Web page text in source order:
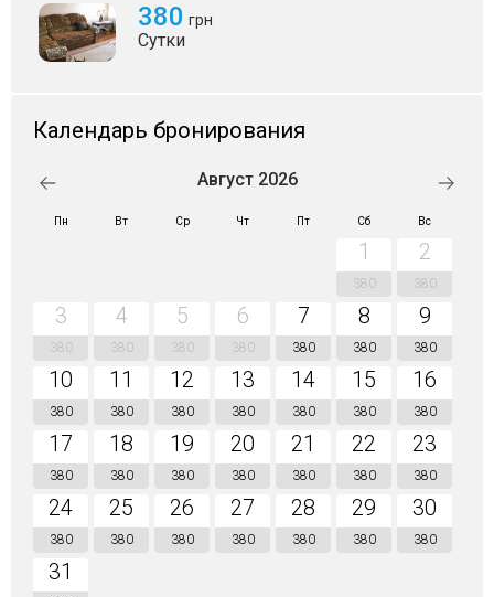
380 грн
Сутки
Календарь бронирования
Август 2026
Пн Вт Ср Чт Пт Сб Вс
1
380
2
380
3
380
4
380
5
380
6
380
7
380
8
380
9
380
10
380
11
380
12
380
13
380
14
380
15
380
16
380
17
380
18
380
19
380
20
380
21
380
22
380
23
380
24
380
25
380
26
380
27
380
28
380
29
380
30
380
31